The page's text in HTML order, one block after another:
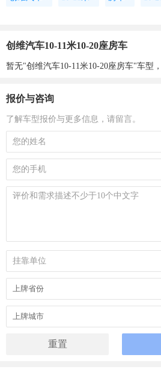
创维汽车10-11米10-20座房车
暂无"创维汽车10-11米10-20座房车"车型
报价与咨询
了解车型报价与更多信息，请留言。